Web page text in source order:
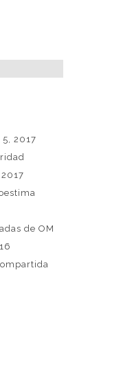
2017
de OM